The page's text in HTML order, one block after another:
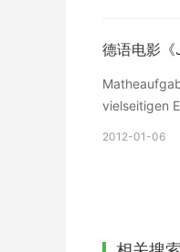
besseren
Gang, die
Walker)
Star David
沃克 Paul
特里梅因……
德语电影
vielseitigen
2012-01-06